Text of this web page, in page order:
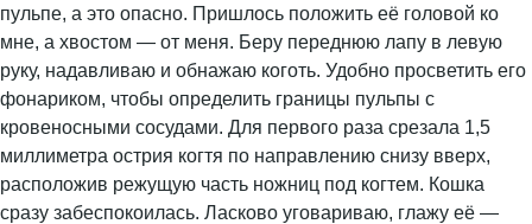
пульпе, а это опасно. Пришлось положить её головой ко
мне, а хвостом — от меня. Беру переднюю лапу в левую
руку, надавливаю и обнажаю коготь. Удобно просветить его
фонариком, чтобы определить границы пульпы с
кровеносными сосудами. Для первого раза срезала 1,5
миллиметра острия когтя по направлению снизу вверх,
расположив режущую часть ножниц под когтем. Кошка
сразу забеспокоилась. Ласково уговариваю, глажу её —